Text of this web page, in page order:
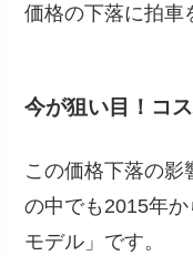
価格の下落に拍車
今が狙い目！コ
この価格下落の影
の中でも2015年
モデル」です。